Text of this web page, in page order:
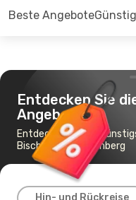
Beste Angebote
Entdecken Sie
Angebote
Entdecken Sie die
Bischkek nach Nürnberg
Hin- und Rückreise